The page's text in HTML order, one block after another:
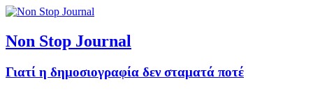
Non Stop Journal
Γιατί η δημοσιογραφία δεν σταματά ποτέ